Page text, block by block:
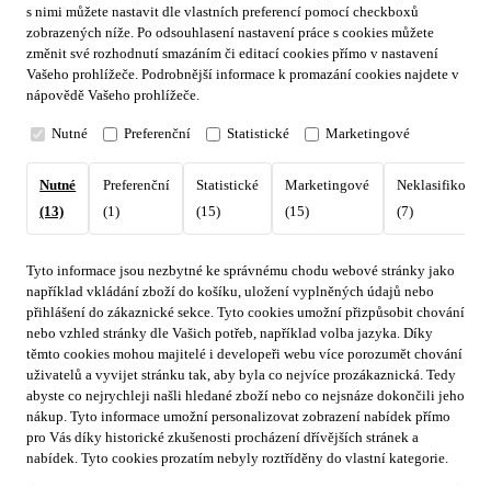
s nimi můžete nastavit dle vlastních preferencí pomocí checkboxů
zobrazených níže. Po odsouhlasení nastavení práce s cookies můžete
změnit své rozhodnutí smazáním či editací cookies přímo v nastavení
Vašeho prohlížeče. Podrobnější informace k promazání cookies najdete v
nápovědě Vašeho prohlížeče.
Nutné Preferenční Statistické Marketingové
Nutné
(13)
Preferenční
(1)
Statistické
(15)
Marketingové
(15)
(7)
Tyto informace jsou nezbytné ke správnému chodu webové stránky jako
například vkládání zboží do košíku, uložení vyplněných údajů nebo
přihlášení do zákaznické sekce. Tyto cookies umožní přizpůsobit chování
nebo vzhled stránky dle Vašich potřeb, například volba jazyka. Díky
těmto cookies mohou majitelé i developeři webu více porozumět chování
uživatelů a vyvijet stránku tak, aby byla co nejvíce prozákaznická. Tedy
abyste co nejrychleji našli hledané zboží nebo co nejsnáze dokončili jeho
nákup. Tyto informace umožní personalizovat zobrazení nabídek přímo
pro Vás díky historické zkušenosti procházení dřívějších stránek a
nabídek. Tyto cookies prozatím nebyly roztříděny do vlastní kategorie.